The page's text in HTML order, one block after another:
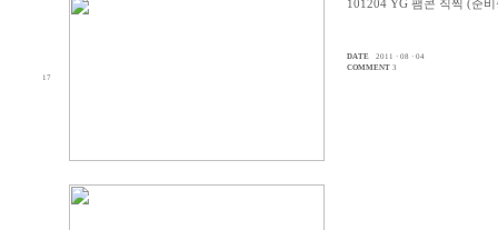
17
101204 YG 팸콘 직찍 (준
DATE
2011 · 08 · 04
COMMENT 3